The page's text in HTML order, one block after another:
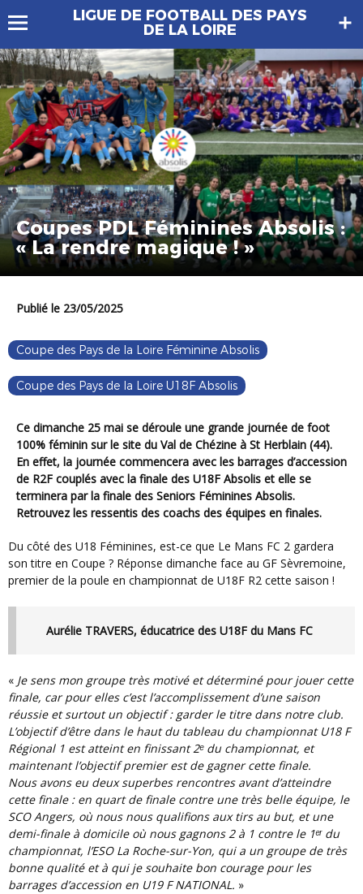
LIGUE DE FOOTBALL DES PAYS
DE LA LOIRE
Coupes PDL Féminines Absolis :
« La rendre magique ! »
Publié le 23/05/2025
Coupe des Pays de la Loire Féminine Absolis
Coupe des Pays de la Loire U18F Absolis
Ce dimanche 25 mai se déroule une grande journée de foot
100% féminin sur le site du Val de Chézine à St Herblain (44).
En effet, la journée commencera avec les barrages d’accession
de R2F couplés avec la finale des U18F Absolis et elle se
terminera par la finale des Seniors Féminines Absolis.
Retrouvez les ressentis des coachs des équipes en finales.
Du côté des U18 Féminines, est-ce que Le Mans FC 2 gardera
son titre en Coupe ? Réponse dimanche face au GF Sèvremoine,
premier de la poule en championnat de U18F R2 cette saison !
Aurélie TRAVERS, éducatrice des U18F du Mans FC
« Je sens mon groupe très motivé et déterminé pour jouer cette
finale, car pour elles c’est l’accomplissement d’une saison
réussie et surtout un objectif : garder le titre dans notre club.
L’objectif d’être dans le haut du tableau du championnat U18 F
Régional 1 est atteint en finissant 2ᵉ du championnat, et
maintenant l’objectif premier est de gagner cette finale.
Nous avons eu deux superbes rencontres avant d’atteindre
cette finale : en quart de finale contre une très belle équipe, le
SCO Angers, où nous nous qualifions aux tirs au but, et une
demi-finale à domicile où nous gagnons 2 à 1 contre le 1ᵉʳ du
championnat, l’ESO La Roche-sur-Yon, qui a un groupe de très
bonne qualité et à qui je souhaite bon courage pour les
barrages d’accession en U19 F NATIONAL. »